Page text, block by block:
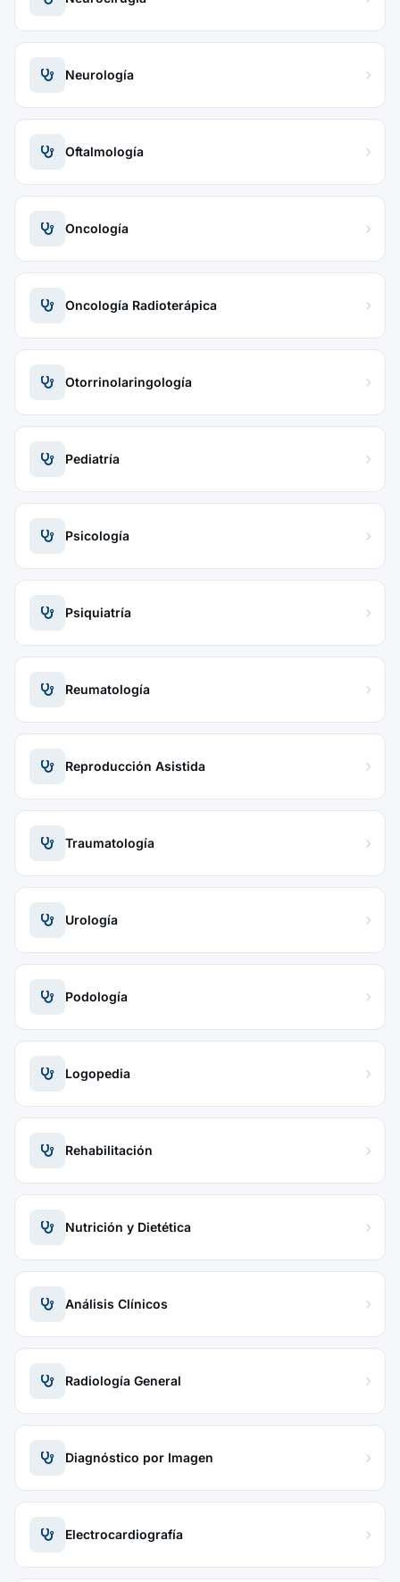
Neurología
Oftalmología
Oncología
Oncología Radioterápica
Otorrinolaringología
Pediatría
Psicología
Psiquiatría
Reumatología
Reproducción Asistida
Traumatología
Urología
Podología
Logopedia
Rehabilitación
Nutrición y Dietética
Análisis Clínicos
Radiología General
Diagnóstico por Imagen
Electrocardiografía